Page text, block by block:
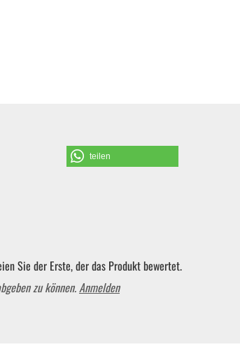
teilen
Sie der Erste, der das Produkt bewertet.
zu können.Anmelden